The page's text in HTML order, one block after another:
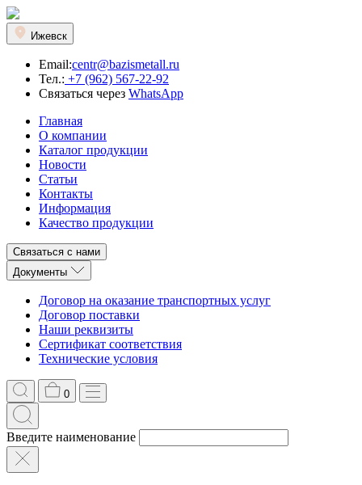
Ижевск
Email:centr@bazismetall.ru
Тел.: +7 (962) 567-22-92
Связаться через WhatsApp
Главная
О компании
Каталог продукции
Новости
Статьи
Контакты
Информация
Качество продукции
Связаться с нами
Документы
Договор на оказание транспортных услуг
Договор поставки
Наши реквизиты
Сертификат соответствия
Технические условия
0
Введите наименование